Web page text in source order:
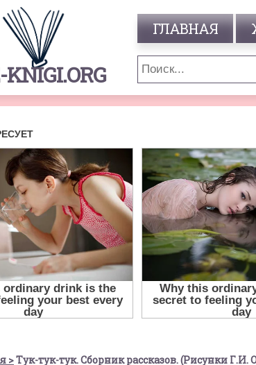
ГЛАВНАЯ
Тук-тук-тук. Сборник рассказов. (Рисунки